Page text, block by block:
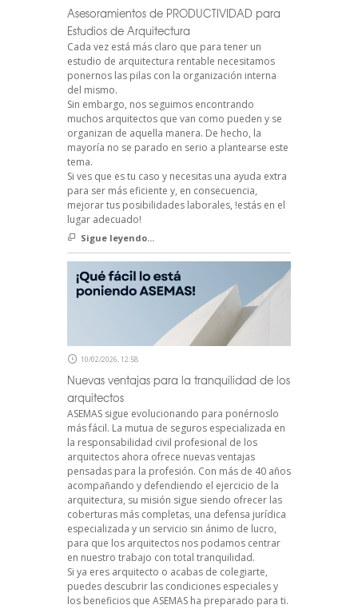
Asesoramientos de PRODUCTIVIDAD para
Estudios de Arquitectura
Cada vez está más claro que para tener un
estudio de arquitectura rentable necesitamos
ponernos las pilas con la organización interna
del mismo.
Sin embargo, nos seguimos encontrando
muchos arquitectos que van como pueden y se
organizan de aquella manera. De hecho, la
mayoría no se parado en serio a plantearse este
tema.
Si ves que es tu caso y necesitas una ayuda extra
para ser más eficiente y, en consecuencia,
mejorar tus posibilidades laborales, !estás en el
lugar adecuado!
Sigue leyendo...
10/02/2026, 12:58
Nuevas ventajas para la tranquilidad de los
arquitectos
ASEMAS sigue evolucionando para ponérnoslo
más fácil. La mutua de seguros especializada en
la responsabilidad civil profesional de los
arquitectos ahora ofrece nuevas ventajas
pensadas para la profesión. Con más de 40 años
acompañando y defendiendo el ejercicio de la
arquitectura, su misión sigue siendo ofrecer las
coberturas más completas, una defensa jurídica
especializada y un servicio sin ánimo de lucro,
para que los arquitectos nos podamos centrar
en nuestro trabajo con total tranquilidad.
Si ya eres arquitecto o acabas de colegiarte,
puedes descubrir las condiciones especiales y
los beneficios que ASEMAS ha preparado para ti.